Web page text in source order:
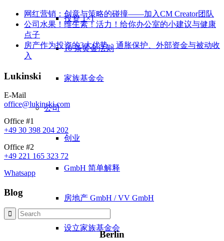
投资 1×1
10 条黄金法则
家族基金会
公司
创业
GmbH 简单解释
房地产 GmbH / VV GmbH
设立家族基金会
网红营销：创意与策略的碰撞——加入CM Creator团队
公司水果！维生素！活力！给你办公室的小建议与健康
点子
房产作为投资的3大优势：通胀保护、外部资金与被动收
入
Lukinski
E-Mail
office@lukinski.com
Office #1
+49 30 398 204 202
Office #2
+49 221 165 323 72
Whatsapp
Blog
Berlin